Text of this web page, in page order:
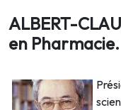
ALBERT-
en Pharmacie.